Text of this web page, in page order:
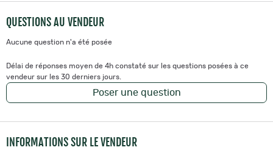
QUESTIONS AU VENDEUR
Aucune question n'a été posée
Délai de réponses moyen de 4h constaté sur les questions posées à ce
vendeur sur les 30 derniers jours.
Poser une question
INFORMATIONS SUR LE VENDEUR